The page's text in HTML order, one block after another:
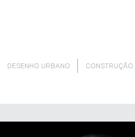
DESENHO URBANO CONSTRUÇÃO